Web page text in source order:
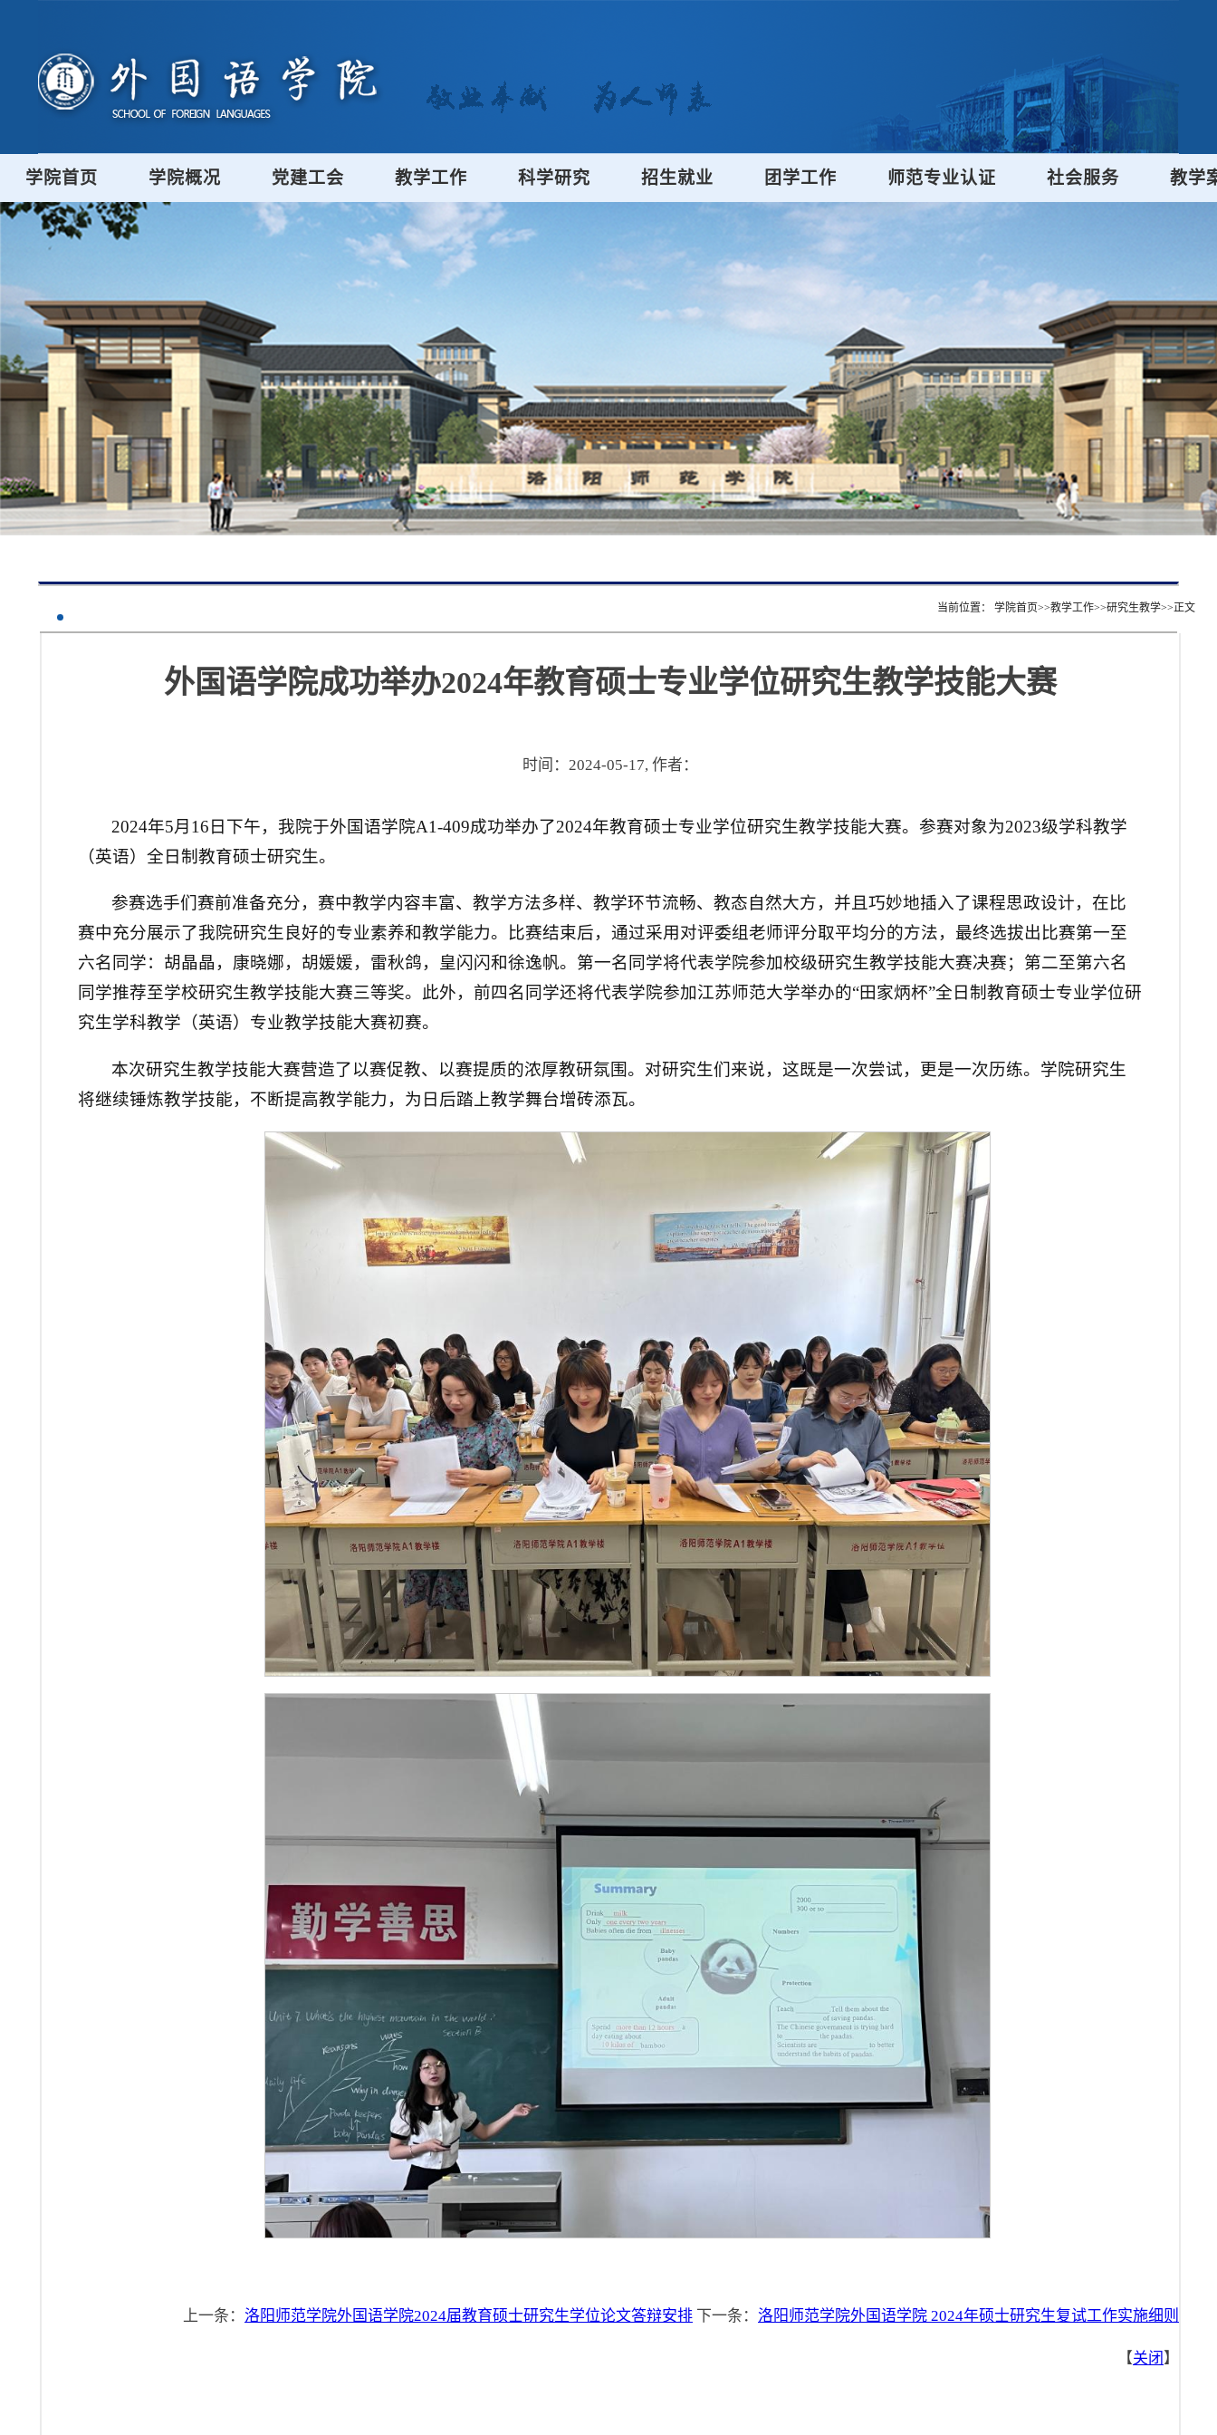
学院首页 学院概况 党建工会 教学工作 科学研究 招生就业 团学工作 师范专业认证 社会服务 教学
当前位置： 学院首页>>教学工作>>研究生教学>>正文
外国语学院成功举办2024年教育硕士专业学位研究生教学技能大赛
时间：2024-05-17, 作者：
2024年5月16日下午，我院于外国语学院A1-409成功举办了2024年教育硕士专业学位研究生教学技能大赛。参赛对象为2023级学科教学
（英语）全日制教育硕士研究生。
参赛选手们赛前准备充分，赛中教学内容丰富、教学方法多样、教学环节流畅、教态自然大方，并且巧妙地插入了课程思政设计，在比
赛中充分展示了我院研究生良好的专业素养和教学能力。比赛结束后，通过采用对评委组老师评分取平均分的方法，最终选拔出比赛第一至
六名同学：胡晶晶，康晓娜，胡媛媛，雷秋鸽，皇闪闪和徐逸帆。第一名同学将代表学院参加校级研究生教学技能大赛决赛；第二至第六名
同学推荐至学校研究生教学技能大赛三等奖。此外，前四名同学还将代表学院参加江苏师范大学举办的“田家炳杯”全日制教育硕士专业学位研
究生学科教学（英语）专业教学技能大赛初赛。
本次研究生教学技能大赛营造了以赛促教、以赛提质的浓厚教研氛围。对研究生们来说，这既是一次尝试，更是一次历练。学院研究生
将继续锤炼教学技能，不断提高教学能力，为日后踏上教学舞台增砖添瓦。
上一条： 洛阳师范学院外国语学院2024届教育硕士研究生学位论文答辩安排 下一条： 洛阳师范学院外国语学院 2024年硕士研究生复试工作实施细则
【关闭 】